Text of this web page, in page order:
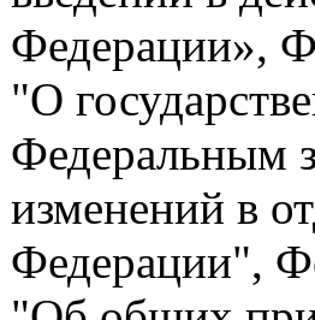
Федерации»,
"О
Федеральным
изменений в
Федерации",